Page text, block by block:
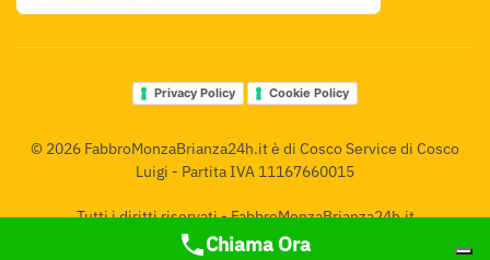
Privacy Policy Cookie Policy
© 2026 FabbroMonzaBrianza24h.it è di Cosco Service di Cosco
Luigi - Partita IVA 11167660015
Tutti i diritti riservati - FabbroMonzaBrianza24h.it
Chiama Ora